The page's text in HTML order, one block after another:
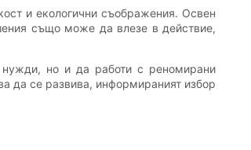
и екологични съображения. Освен
също може да влезе в действие,
нужди, но и да работи с реномирани
да се развива, информираният избор